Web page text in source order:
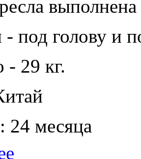
под голову и
- 29 кг.
24 месяца